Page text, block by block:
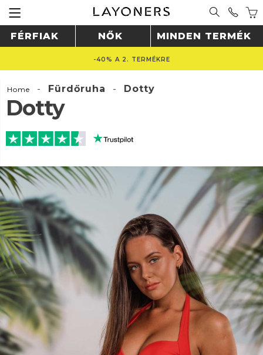
FÉRFIAK NŐK MINDEN TERMÉK
-40% A 2. TERMÉKRE
Home - Fürdőruha - Dotty
Dotty